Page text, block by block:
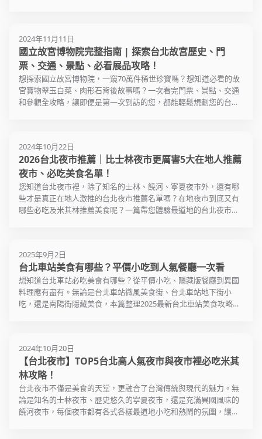
2024年11月11日
國立故宮博物院完整指南 | 探索台北故宮歷史、門
票、交通、景點、必看展品攻略！
想探索國立故宮博物院，一窺70萬件稀世珍寶嗎？想知道必看的故
宮寶物翠玉白菜、肉形石背後故事嗎？一次看完門票、景點、交通
和參觀全攻略，讓即便是第一次到訪的您，都能輕鬆規劃您的台北
2024年10月22日
2026台北夜市推薦｜比士林夜市更厲害5大在地人推薦
夜市、必吃美食名單！
您知道台北夜市裡，除了知名的士林、饒河、寧夏夜市外，還有哪
些才是真正在地人激推的台北夜市推薦名單嗎？在地夜市到底又有
哪些必吃及米其林推薦美食呢？一篇帶您體驗最道地的台北夜市美
2025年9月2日
台北車站美食有哪些？平價小吃到人氣餐廳一次看
想知道台北車站必吃美食有哪些？從平價小吃、隱藏版餐廳到異國
料理應有盡有。無論是台北車站微風美食街、台北車站地下街小
吃，還是南陽街隱藏美食，本篇整理2025最新台北車站美食攻略，
2024年10月20日
【台北夜市】TOP5台北高人氣夜市與夜市裡必吃米其
林攻略！
台北夜市不僅是美食的天堂，更融合了台灣傳統與現代的魅力。無
論是知名的士林夜市、歷史悠久的寧夏夜市，還是充滿異國風味的
饒河夜市，每個夜市都有各式各樣最道地小吃和熱鬧的氛圍，讓人